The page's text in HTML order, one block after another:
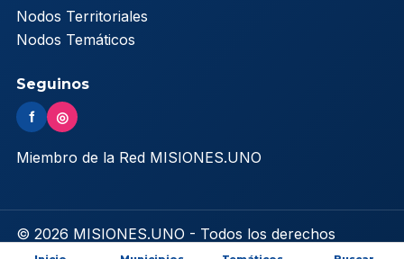
Nodos Territoriales
Nodos Temáticos
Seguinos
f ◎
Miembro de la Red MISIONES.UNO
© 2026 MISIONES.UNO - Todos los derechos
reservados